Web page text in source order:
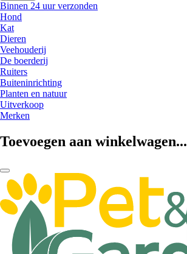
Binnen 24 uur verzonden
Hond
Kat
Dieren
Veehouderij
De boerderij
Ruiters
Buiteninrichting
Planten en natuur
Uitverkoop
Merken
Toevoegen aan winkelwagen...